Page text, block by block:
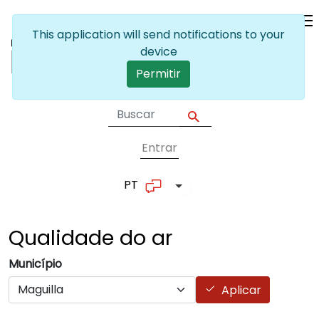
User account
Entrar
PT Lista de ações adicionais
Qualidade do ar
Município
Aplicar
This application will send notifications to your
device
Permitir